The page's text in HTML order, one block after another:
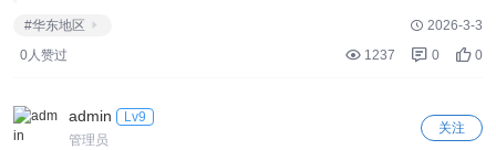
#华东地区
2026-3-3
0人赞过
1237 0 0
admin
Lv9
管理员
关注